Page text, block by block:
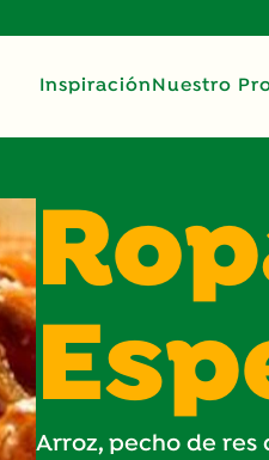
InspiraciónNuestro
Arroz, pecho de